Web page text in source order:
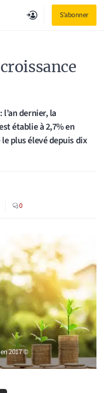
S'abonner
l’an dernier, la
établie à 2,7% en
plus élevé depuis dix
0
2017 ©